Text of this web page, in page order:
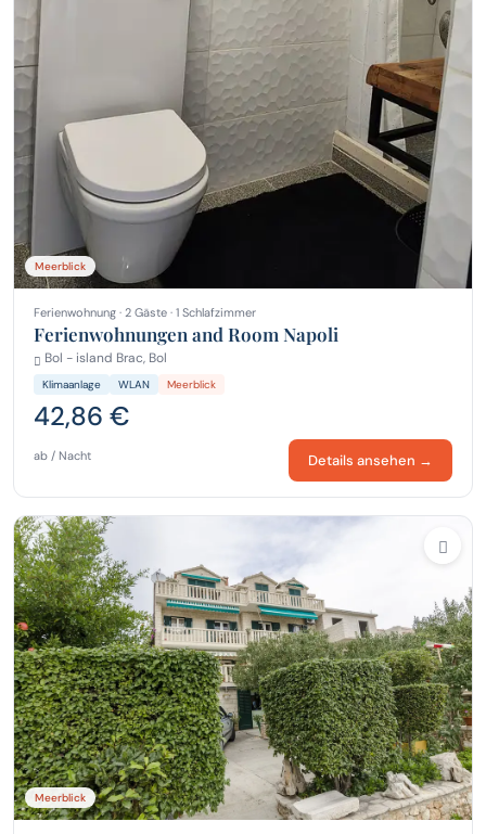
Meerblick
Ferienwohnung · 2 Gäste · 1 Schlafzimmer
Ferienwohnungen and Room Napoli
Bol - island Brac, Bol
Klimaanlage WLAN Meerblick
42,86 €
ab / Nacht Details ansehen →
Meerblick